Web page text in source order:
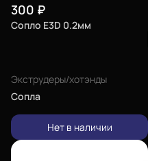
300 ₽
Сопло E3D 0.2мм
Экструдеры/хотэнды
Сопла
Нет в наличии